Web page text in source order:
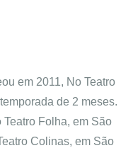
em 2011, No Teatro
de 2 meses.
Folha, em São
Colinas, em São